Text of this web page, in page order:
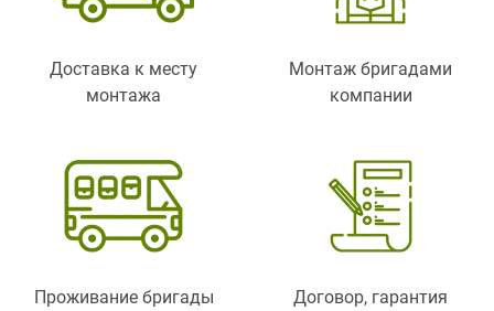
Доставка к месту
монтажа
Монтаж бригадами
компании
Проживание бригады Договор, гарантия